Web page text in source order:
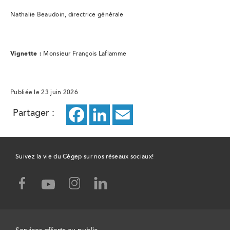
Partager : Facebook
ce
lien
ouvrira
dans
LinkedIn
ce
lien
ouvrira
lien
ouvrira
Nathalie Beaudoin, directrice générale
Vignette : Monsieur François Laflamme
Publiée le 23 juin 2026
Suivez la vie du Cégep sur nos réseaux sociaux!
facebook,youtube,
ouvrira
instagram,
linked-